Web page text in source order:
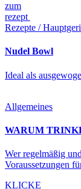
zum
rezept
Rezepte /
Nudel Bowl
Ideal als
Allgemeines
WARUM
Wer regelmäßig
Voraussetzungen
KLICKE